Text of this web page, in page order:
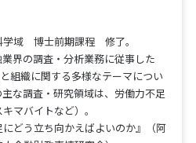
域 博士前期課程 修了。
界の調査・分析業務に従事した
組織に関する多様なテーマについ
な調査・研究領域は、労働力不足
マバイトなど）。
どう立ち向かえばよいのか』（阿